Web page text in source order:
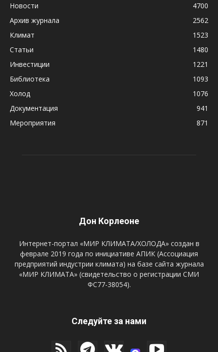
Новости
4700
Архив журнала
2562
Климат
1523
Статьи
1480
Инвестиции
1221
Библиотека
1093
Холод
1076
Документация
941
Мероприятия
871
Дон Корлеоне
Интернет-портал «МИР КЛИМАТА/ХОЛОДА» создан в
феврале 2019 года по инициативе АПИК (Ассоциация
предприятий индустрии климата) на базе сайта журнала
«МИР КЛИМАТА» (свидетельство о регистрации СМИ
ФС77-38054).
Следуйте за нами